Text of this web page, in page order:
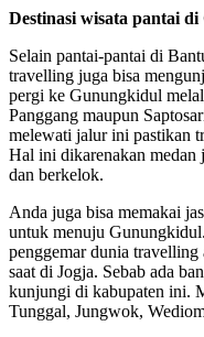
Destinasi wisata pantai
Selain pantai-pantai di
travelling juga bisa
pergi ke Gunungkidul
Panggang maupun
melewati jalur ini pastikan
Hal ini dikarenakan medan
dan berkelok.
Anda juga bisa memakai
untuk menuju
penggemar dunia
saat di Jogja. Sebab ada
kunjungi di kabupaten ini.
Tunggal, Jungwok,